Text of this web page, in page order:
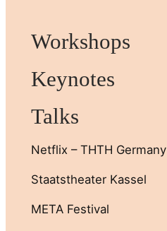
Workshops
Keynotes
Talks
Netflix – THTH Germany
Staatstheater Kassel
META Festival